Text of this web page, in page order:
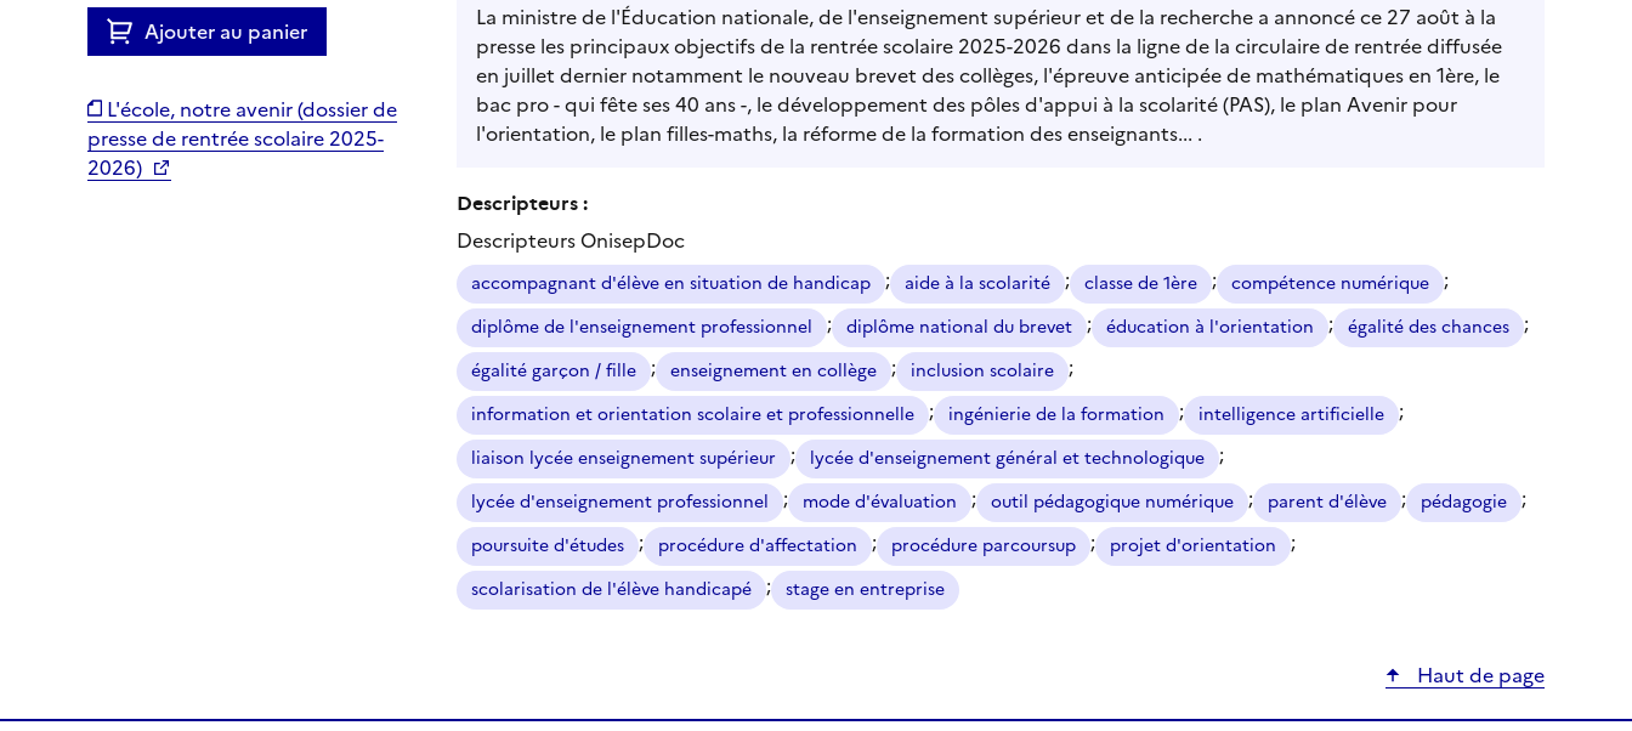
Ajouter au panier
L'école, notre avenir (dossier de
presse de rentrée scolaire 2025-
2026)
La ministre de l'Éducation nationale, de l'enseignement supérieur et de la recherche a annoncé ce 27 août à la
presse les principaux objectifs de la rentrée scolaire 2025-2026 dans la ligne de la circulaire de rentrée diffusée
en juillet dernier notamment le nouveau brevet des collèges, l'épreuve anticipée de mathématiques en 1ère, le
bac pro - qui fête ses 40 ans -, le développement des pôles d'appui à la scolarité (PAS), le plan Avenir pour
l'orientation, le plan filles-maths, la réforme de la formation des enseignants... .
Descripteurs :
Descripteurs OnisepDoc
accompagnant d'élève en situation de handicap ; aide à la scolarité ; classe de 1ère ; compétence numérique ;
diplôme de l'enseignement professionnel ; diplôme national du brevet ; éducation à l'orientation ; égalité des chances ;
égalité garçon / fille ; enseignement en collège ; inclusion scolaire ;
information et orientation scolaire et professionnelle ; ingénierie de la formation ; intelligence artificielle ;
liaison lycée enseignement supérieur ; lycée d'enseignement général et technologique ;
lycée d'enseignement professionnel ; mode d'évaluation ; outil pédagogique numérique ; parent d'élève ; pédagogie ;
poursuite d'études ; procédure d'affectation ; procédure parcoursup ; projet d'orientation ;
scolarisation de l'élève handicapé ; stage en entreprise
Haut de page